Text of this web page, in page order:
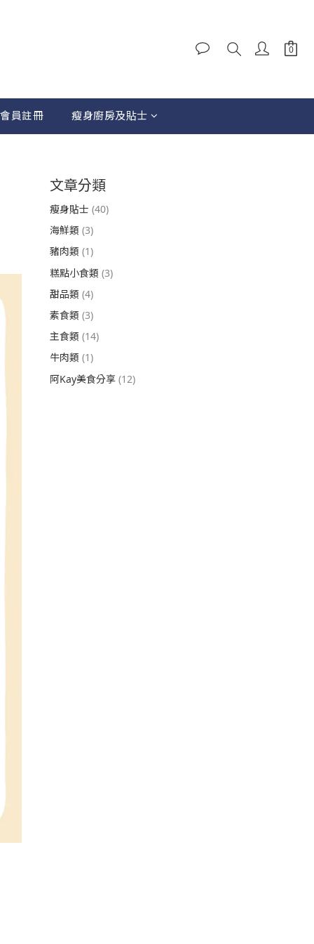
員註冊 瘦身廚房及貼士
文章分類
瘦身貼士 (40)
海鮮類 (3)
豬肉類 (1)
糕點小食類 (3)
甜品類 (4)
素食類 (3)
主食類 (14)
牛肉類 (1)
阿Kay美食分享 (12)